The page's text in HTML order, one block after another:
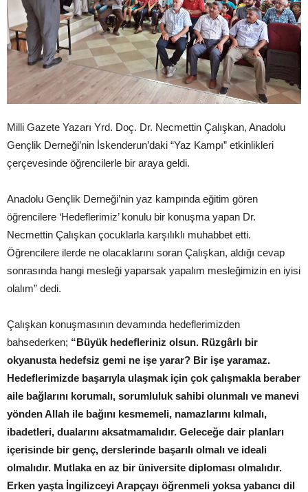
Milli Gazete Yazarı Yrd. Doç. Dr. Necmettin Çalışkan, Anadolu
Gençlik Derneği’nin İskenderun’daki “Yaz Kampı” etkinlikleri
çerçevesinde öğrencilerle bir araya geldi.
Anadolu Gençlik Derneği’nin yaz kampında eğitim gören
öğrencilere ‘Hedeflerimiz’ konulu bir konuşma yapan Dr.
Necmettin Çalışkan çocuklarla karşılıklı muhabbet etti.
Öğrencilere ilerde ne olacaklarını soran Çalışkan, aldığı cevap
sonrasında hangi mesleği yaparsak yapalım mesleğimizin en iyisi
olalım” dedi.
Çalışkan konuşmasının devamında hedeflerimizden
bahsederken; “Büyük hedefleriniz olsun. Rüzgârlı bir
okyanusta hedefsiz gemi ne işe yarar? Bir işe yaramaz.
Hedeflerimizde başarıyla ulaşmak için çok çalışmakla beraber
aile bağlarını korumalı, sorumluluk sahibi olunmalı ve manevi
yönden Allah ile bağını kesmemeli, namazlarını kılmalı,
ibadetleri, dualarını aksatmamalıdır. Geleceğe dair planları
içerisinde bir genç, derslerinde başarılı olmalı ve ideali
olmalıdır. Mutlaka en az bir üniversite diploması olmalıdır.
Erken yaşta İngilizceyi Arapçayı öğrenmeli yoksa yabancı dil